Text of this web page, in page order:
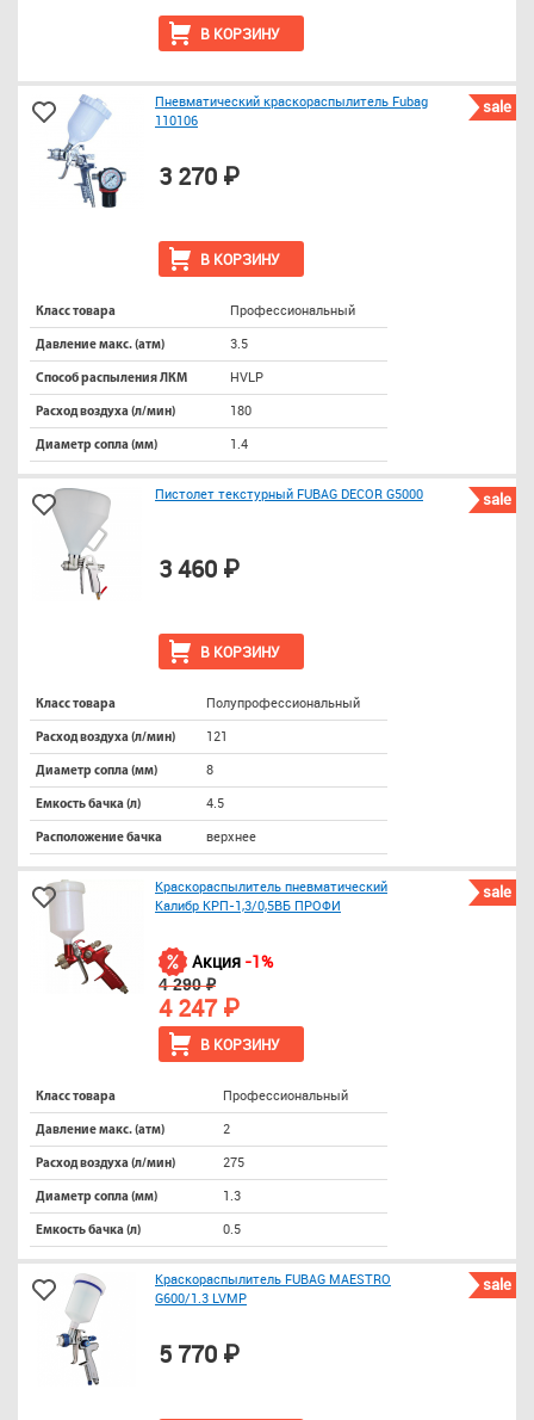
В КОРЗИНУ
sale
Пневматический краскораспылитель Fubag
110106
В КОРЗИНУ
3 270 ₽
Класс товара Профессиональный
Давление макс. (атм) 3.5
Способ распыления ЛКМ HVLP
Расход воздуха (л/мин) 180
Диаметр сопла (мм) 1.4
sale
Пистолет текстурный FUBAG DECOR G5000
В КОРЗИНУ
3 460 ₽
Класс товара Полупрофессиональный
Расход воздуха (л/мин) 121
Диаметр сопла (мм) 8
Емкость бачка (л) 4.5
Расположение бачка верхнее
sale
Краскораспылитель пневматический
Калибр КРП-1,3/0,5ВБ ПРОФИ
В КОРЗИНУ
Акция -1%
4 290 ₽
4 247 ₽
Класс товара Профессиональный
Давление макс. (атм) 2
Расход воздуха (л/мин) 275
Диаметр сопла (мм) 1.3
Емкость бачка (л) 0.5
sale
Краскораспылитель FUBAG MAESTRO
G600/1.3 LVMP
5 770 ₽